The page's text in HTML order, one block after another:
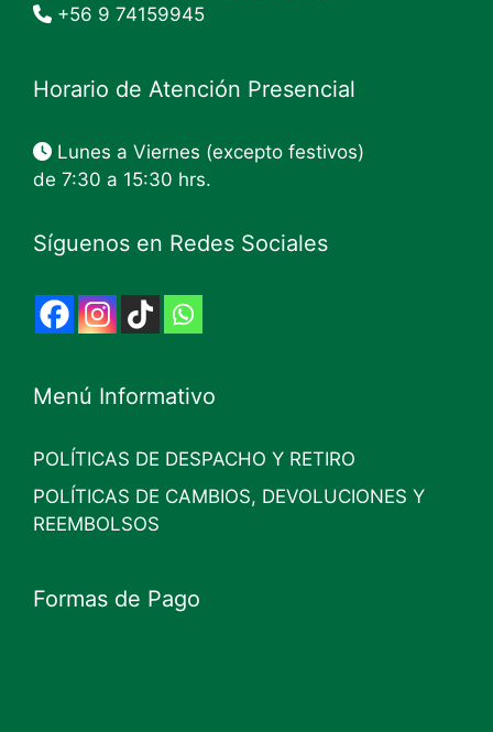
+56 9 74159945
Horario de Atención Presencial
Lunes a Viernes (excepto festivos)
de 7:30 a 15:30 hrs.
Síguenos en Redes Sociales
Menú Informativo
POLÍTICAS DE DESPACHO Y RETIRO
POLÍTICAS DE CAMBIOS, DEVOLUCIONES Y
REEMBOLSOS
Formas de Pago